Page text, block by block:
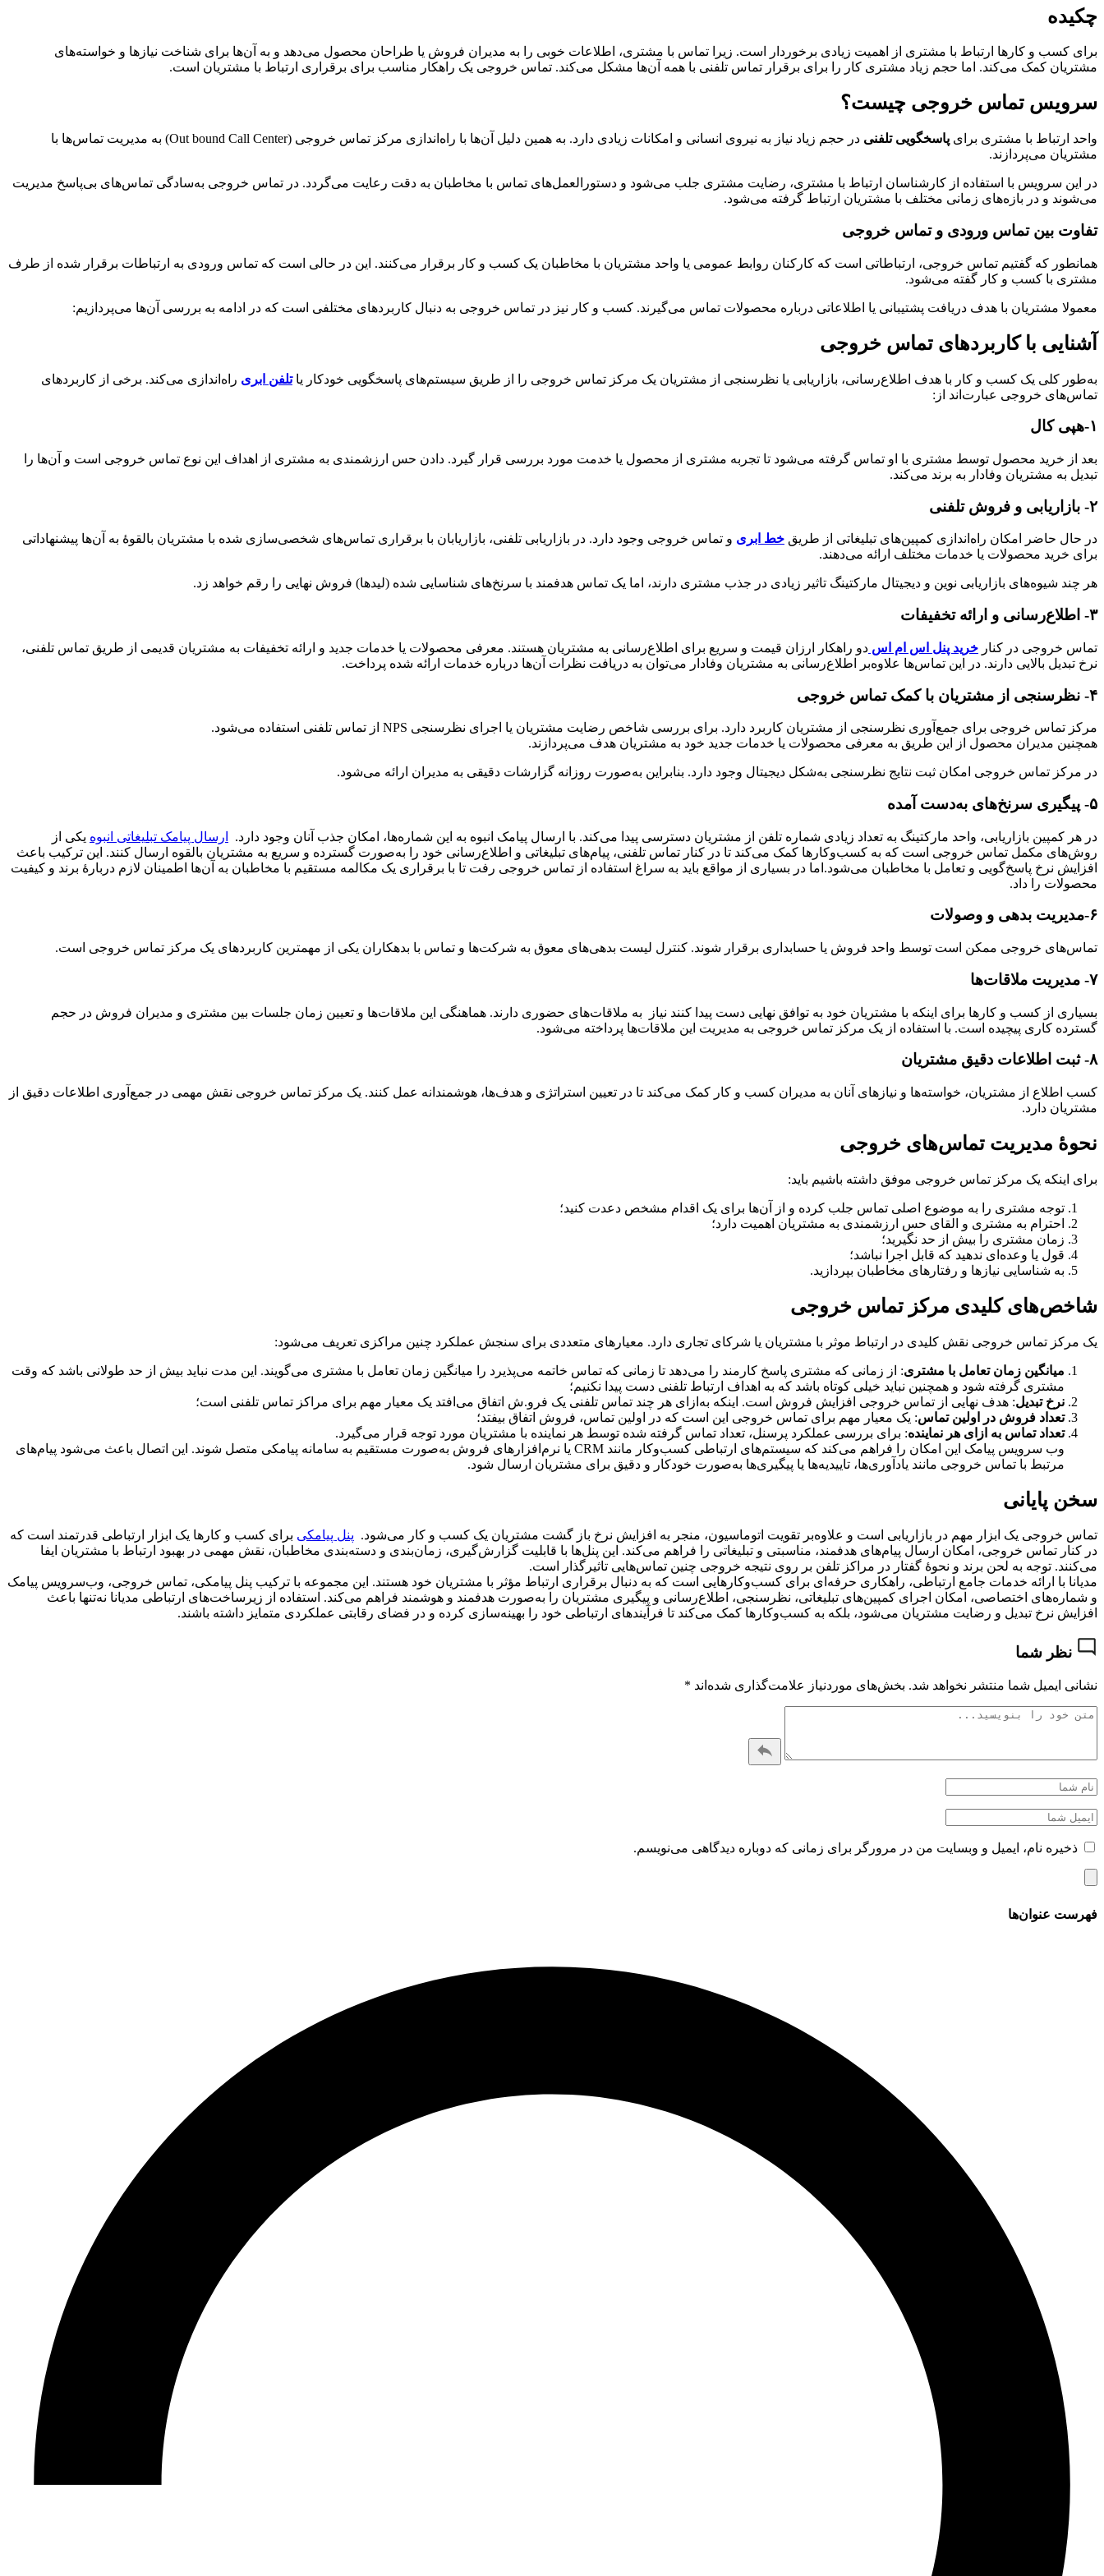
چکیده
برای کسب و کارها ارتباط با مشتری از اهمیت زیادی برخوردار است. زیرا تماس با مشتری، اطلاعات خوبی را به مدیران فروش یا طراحان محصول می‌دهد و به آن‌ها برای شناخت نیازها و خواسته‌های
مشتریان کمک می‌کند. اما حجم زیاد مشتری کار را برای برقرار تماس تلفنی با همه آن‌ها مشکل می‌کند. تماس خروجی یک راهکار مناسب برای برقراری ارتباط با مشتریان است.
سرویس تماس خروجی چیست؟
واحد ارتباط با مشتری برای پاسخگویی تلفنی
در حجم زیاد نیاز به نیروی انسانی و امکانات زیادی دارد. به همین دلیل آن‌ها با راه‌اندازی مرکز تماس خروجی (Out bound Call Center) به مدیریت تماس‌ها با
مشتریان می‌پردازند.
در این سرویس با استفاده از کارشناسان ارتباط با مشتری، رضایت مشتری جلب می‌شود و دستورالعمل‌های تماس با مخاطبان به دقت رعایت می‌گردد. در تماس خروجی به‌سادگی تماس‌های بی‌پاسخ مدیریت
می‌شوند و در بازه‌های زمانی مختلف با مشتریان ارتباط گرفته می‌شود.
تفاوت بین تماس ورودی و تماس خروجی
همانطور که گفتیم تماس خروجی، ارتباطاتی است که کارکنان روابط عمومی یا واحد مشتریان با مخاطبان یک کسب و کار برقرار می‌کنند. این در حالی است که تماس ورودی به ارتباطات برقرار شده از طرف
مشتری با کسب و کار گفته می‌شود.
معمولا مشتریان با هدف دریافت پشتیبانی یا اطلاعاتی درباره محصولات تماس می‌گیرند. کسب و کار نیز در تماس خروجی به دنبال کاربردهای مختلفی است که در ادامه به بررسی آن‌ها می‌پردازیم:
آشنایی با کاربردهای تماس خروجی
به‌طور کلی یک کسب و کار با هدف اطلاع‌رسانی، بازاریابی یا نظرسنجی از مشتریان یک مرکز تماس خروجی را از طریق سیستم‌های پاسخگویی خودکار یاتلفن ابری راه‌اندازی می‌کند. برخی از کاربردهای
تماس‌های خروجی عبارت‌اند از:
۱-هپی کال
بعد از خرید محصول توسط مشتری با او تماس گرفته می‌شود تا تجربه مشتری از محصول یا خدمت مورد بررسی قرار گیرد. دادن حس ارزشمندی به مشتری از اهداف این نوع تماس خروجی است و آن‌ها را
تبدیل به مشتریان وفادار به برند می‌کند.
۲- بازاریابی و فروش تلفنی
در حال حاضر امکان راه‌اندازی کمپین‌های تبلیغاتی از طریق خط ابری و تماس خروجی وجود دارد. در بازاریابی تلفنی، بازاریابان با برقراری تماس‌های شخصی‌سازی شده با مشتریان بالقوۀ به آن‌ها پیشنهاداتی
برای خرید محصولات یا خدمات مختلف ارائه می‌دهند.
هر چند شیوه‌های بازاریابی نوین و دیجیتال مارکتینگ تاثیر زیادی در جذب مشتری دارند، اما یک تماس هدفمند با سرنخ‌های شناسایی شده (لیدها) فروش نهایی را رقم خواهد زد.
۳- اطلاع‌رسانی و ارائه تخفیفات
تماس خروجی در کنار خرید پنل اس ام اس دو راهکار ارزان قیمت و سریع برای اطلاع‌رسانی به مشتریان هستند. معرفی محصولات یا خدمات جدید و ارائه تخفیفات به مشتریان قدیمی از طریق تماس تلفنی،
نرخ تبدیل بالایی دارند. در این تماس‌ها علاوه‌بر اطلاع‌رسانی به مشتریان وفادار می‌توان به دریافت نظرات آن‌ها درباره خدمات ارائه شده پرداخت.
۴- نظرسنجی از مشتریان با کمک تماس خروجی
مرکز تماس خروجی برای جمع‌آوری نظرسنجی از مشتریان کاربرد دارد. برای بررسی شاخص رضایت مشتریان یا اجرای نظرسنجی NPS از تماس تلفنی استفاده می‌شود.
همچنین مدیران محصول از این طریق به معرفی محصولات یا خدمات جدید خود به مشتریان هدف می‌پردازند.
در مرکز تماس خروجی امکان ثبت نتایج نظرسنجی به‌شکل دیجیتال وجود دارد. بنابراین به‌صورت روزانه گزارشات دقیقی به مدیران ارائه می‌شود.
۵- پیگیری سرنخ‌های به‌دست آمده
در هر کمپین بازاریابی، واحد مارکتینگ به تعداد زیادی شماره تلفن از مشتریان دسترسی پیدا می‌کند. با ارسال پیامک انبوه به این شماره‌ها، امکان جذب آنان وجود دارد. ارسال پیامک تبلیغاتی انبوه یکی از
روش‌های مکمل تماس خروجی است که به کسب‌وکارها کمک می‌کند تا در کنار تماس تلفنی، پیام‌های تبلیغاتی و اطلاع‌رسانی خود را به‌صورت گسترده و سریع به مشتریان بالقوه ارسال کنند. این ترکیب باعث
افزایش نرخ پاسخ‌گویی و تعامل با مخاطبان می‌شود.اما در بسیاری از مواقع باید به سراغ استفاده از تماس خروجی رفت تا با برقراری یک مکالمه مستقیم با مخاطبان به آن‌ها اطمینان لازم دربارۀ برند و کیفیت
محصولات را داد.
۶-مدیریت بدهی و وصولات
تماس‌های خروجی ممکن است توسط واحد فروش یا حسابداری برقرار شوند. کنترل لیست بدهی‌های معوق به شرکت‌ها و تماس با بدهکاران یکی از مهمترین کاربردهای یک مرکز تماس خروجی است.
۷- مدیریت ملاقات‌ها
بسیاری از کسب و کارها برای اینکه با مشتریان خود به توافق نهایی دست پیدا کنند نیاز به ملاقات‌های حضوری دارند. هماهنگی این ملاقات‌ها و تعیین زمان جلسات بین مشتری و مدیران فروش در حجم
گسترده کاری پیچیده است. با استفاده از یک مرکز تماس خروجی به مدیریت این ملاقات‌ها پرداخته می‌شود.
۸- ثبت اطلاعات دقیق مشتریان
کسب اطلاع از مشتریان، خواسته‌ها و نیازهای آنان به مدیران کسب و کار کمک می‌کند تا در تعیین استراتژی و هدف‌ها، هوشمندانه عمل کنند. یک مرکز تماس خروجی نقش مهمی در جمع‌آوری اطلاعات دقیق از
مشتریان دارد.
نحوۀ مدیریت تماس‌های خروجی
برای اینکه یک مرکز تماس خروجی موفق داشته باشیم باید:
توجه مشتری را به موضوع اصلی تماس جلب کرده و از آن‌ها برای یک اقدام مشخص دعدت کنید؛
احترام به مشتری و القای حس ارزشمندی به مشتریان اهمیت دارد؛
زمان مشتری را بیش از حد نگیرید؛
قول یا وعده‌ای ندهید که قابل اجرا نباشد؛
به شناسایی نیازها و رفتارهای مخاطبان بپردازید.
شاخص‌های کلیدی مرکز تماس خروجی
یک مرکز تماس خروجی نقش کلیدی در ارتباط موثر با مشتریان یا شرکای تجاری دارد. معیارهای متعددی برای سنجش عملکرد چنین مراکزی تعریف می‌شود:
میانگین زمان تعامل با مشتری: از زمانی که مشتری پاسخ کارمند را می‌دهد تا زمانی که تماس خاتمه می‌پذیرد را میانگین زمان تعامل با مشتری می‌گویند. این مدت نباید بیش از حد طولانی باشد که وقت
مشتری گرفته شود و همچنین نباید خیلی کوتاه باشد که به اهداف ارتباط تلفنی دست پیدا نکنیم؛
نرخ تبدیل: هدف نهایی از تماس خروجی افزایش فروش است. اینکه به‌ازای هر چند تماس تلفنی یک فرو.ش اتفاق می‌افتد یک معیار مهم برای مراکز تماس تلفنی است؛
تعداد فروش در اولین تماس: یک معیار مهم برای تماس خروجی این است که در اولین تماس، فروش اتفاق بیفتد؛
تعداد تماس به ازای هر نماینده: برای بررسی عملکرد پرسنل، تعداد تماس گرفته شده توسط هر نماینده با مشتریان مورد توجه قرار می‌گیرد.
وب‌ سرویس پیامک این امکان را فراهم می‌کند که سیستم‌های ارتباطی کسب‌وکار مانند CRM یا نرم‌افزارهای فروش به‌صورت مستقیم به سامانه پیامکی متصل شوند. این اتصال باعث می‌شود پیام‌های
مرتبط با تماس خروجی مانند یادآوری‌ها، تاییدیه‌ها یا پیگیری‌ها به‌صورت خودکار و دقیق برای مشتریان ارسال شود.
سخن پایانی
تماس خروجی یک ابزار مهم در بازاریابی است و علاوه‌بر تقویت اتوماسیون، منجر به افزایش نرخ باز گشت مشتریان یک کسب و کار می‌شود. پنل پیامکی برای کسب و کارها یک ابزار ارتباطی قدرتمند است که
در کنار تماس خروجی، امکان ارسال پیام‌های هدفمند، مناسبتی و تبلیغاتی را فراهم می‌کند. این پنل‌ها با قابلیت گزارش‌گیری، زمان‌بندی و دسته‌بندی مخاطبان، نقش مهمی در بهبود ارتباط با مشتریان ایفا
می‌کنند. توجه به لحن برند و نحوۀ گفتار در مراکز تلفن بر روی نتیجه خروجی چنین تماس‌هایی تاثیرگذار است.
مدیانا با ارائه خدمات جامع ارتباطی، راهکاری حرفه‌ای برای کسب‌وکارهایی است که به دنبال برقراری ارتباط مؤثر با مشتریان خود هستند. این مجموعه با ترکیب پنل پیامکی، تماس خروجی، وب‌سرویس پیامک
و شماره‌های اختصاصی، امکان اجرای کمپین‌های تبلیغاتی، نظرسنجی، اطلاع‌رسانی و پیگیری مشتریان را به‌صورت هدفمند و هوشمند فراهم می‌کند. استفاده از زیرساخت‌های ارتباطی مدیانا نه‌تنها باعث
افزایش نرخ تبدیل و رضایت مشتریان می‌شود، بلکه به کسب‌وکارها کمک می‌کند تا فرآیندهای ارتباطی خود را بهینه‌سازی کرده و در فضای رقابتی عملکردی متمایز داشته باشند.
نظر شما
نشانی ایمیل شما منتشر نخواهد شد. بخش‌های موردنیاز علامت‌گذاری شده‌اند *
ذخیره نام، ایمیل و وبسایت من در مرورگر برای زمانی که دوباره دیدگاهی می‌نویسم.
فهرست عنوان‌ها